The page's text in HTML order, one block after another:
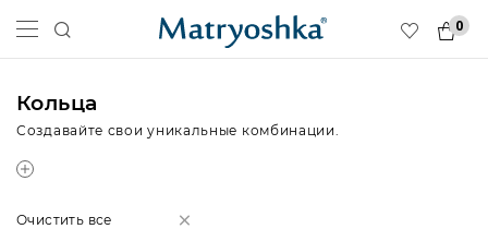
0
Кольца
Создавайте свои уникальные комбинации.
Очистить все